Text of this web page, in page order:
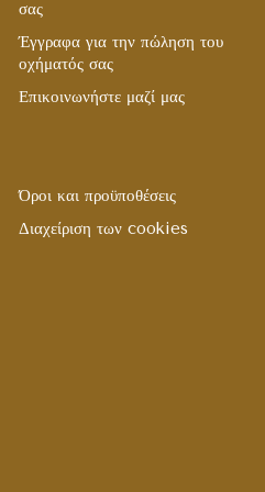
σας
Έγγραφα για την πώληση του
οχήματός σας
Επικοινωνήστε μαζί μας
Όροι και προϋποθέσεις
Διαχείριση των cookies